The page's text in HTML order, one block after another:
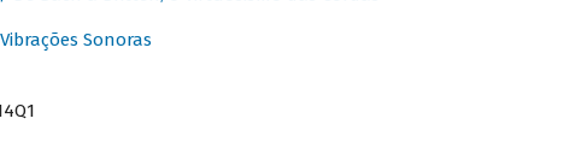
Sonoras